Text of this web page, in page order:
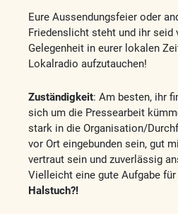
Eure Aussendungsfeier oder
Friedenslicht steht und ihr seid
Gelegenheit in eurer lokalen
Lokalradio aufzutauchen!
Zuständigkeit: Am besten, ihr
sich um die Pressearbeit
stark in die Organisation/
vor Ort eingebunden sein, gut
vertraut sein und zuverlässig
Vielleicht eine gute Aufgabe
Halstuch?!